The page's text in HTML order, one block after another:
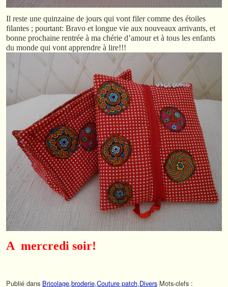
Il reste une quinzaine de jours qui vont filer comme des étoiles
filantes ; pourtant: Bravo et longue vie aux nouveaux arrivants, et
bonne prochaine rentrée à ma chérie d’amour et à tous les enfants
du monde qui vont apprendre à lire!!!
A mercredi soir!
Publié dans Bricolage,broderie,Couture patch,Divers Mots-clefs :